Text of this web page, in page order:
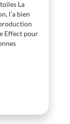
La
l’a bien
Effect pour